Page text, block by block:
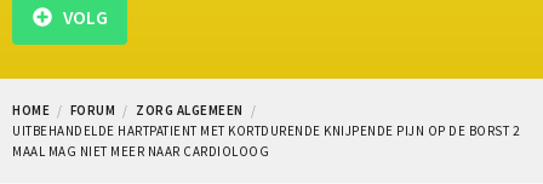
VOLG
HOME FORUM
ZORG ALGEMEEN
UITBEHANDELDE HARTPATIENT MET KORTDURENDE KNIJPENDE PIJN OP DE BORST 2
MAAL MAG NIET MEER NAAR CARDIOLOOG